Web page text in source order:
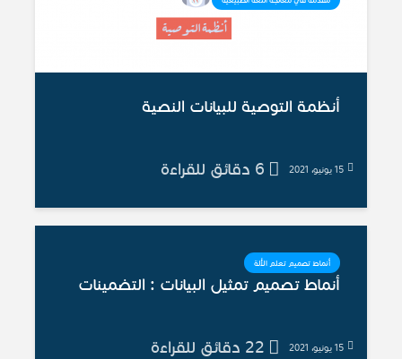
أنظمة التوصية للبيانات النصية
15 يونيو، 2021 6 دقائق للقراءة
أنماط تصميم تعلم الألة
أنماط تصميم تمثيل البيانات : التضمينات
15 يونيو، 2021 22 دقائق للقراءة